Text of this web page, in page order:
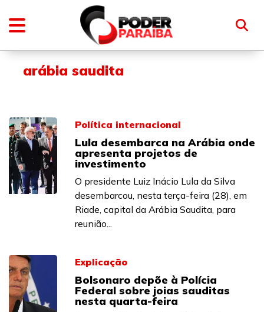
arábia saudita
Política internacional
Lula desembarca na Arábia onde
apresenta projetos de
investimento
O presidente Luiz Inácio Lula da Silva
desembarcou, nesta terça-feira (28), em
Riade, capital da Arábia Saudita, para
reunião...
Explicação
Bolsonaro depõe à Polícia
Federal sobre joias sauditas
nesta quarta-feira